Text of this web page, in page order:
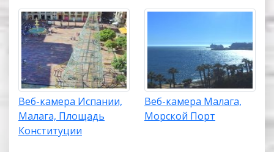
Веб-камера Испании,
Малага, Площадь
Конституции
Веб-камера Малага,
Морской Порт